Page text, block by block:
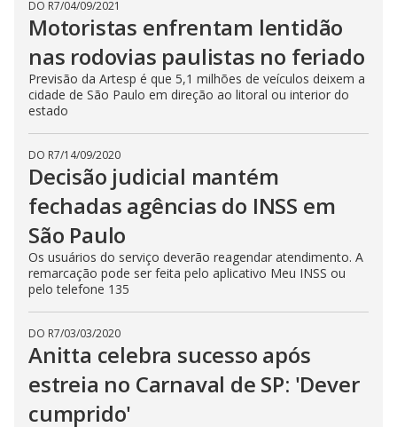
DO R7/04/09/2021
Motoristas enfrentam lentidão
nas rodovias paulistas no feriado
Previsão da Artesp é que 5,1 milhões de veículos deixem a
cidade de São Paulo em direção ao litoral ou interior do
estado
DO R7/14/09/2020
Decisão judicial mantém
fechadas agências do INSS em
São Paulo
Os usuários do serviço deverão reagendar atendimento. A
remarcação pode ser feita pelo aplicativo Meu INSS ou
pelo telefone 135
DO R7/03/03/2020
Anitta celebra sucesso após
estreia no Carnaval de SP: 'Dever
cumprido'